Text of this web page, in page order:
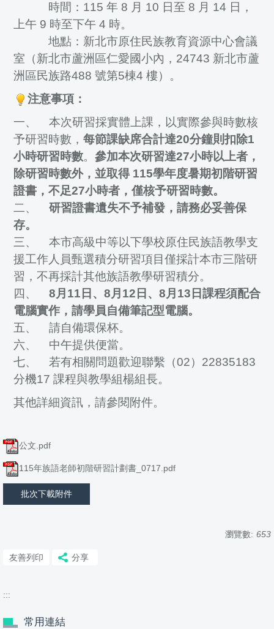
時間：115 年 8 月 10 日至 8 月 14 日，
上午 9 時至下午 4 時。
地點：新北市原住民族教育資源中心會議
室（新北市蘆洲區仁愛國小內，24743 新北市蘆
洲區民族路488 號第5棟4 樓）。
注意事項：
一、 本次研習採實體上課，以實際參與時數核
予研習時數， 每節課缺席合計達20分鐘則扣除1
小時研習時數。 參加本次研習達27小時以上者，
除研習時數外，並取得 115學年度暑期初階研習
證書，不足27小時者，僅核予研習時數。
二、 研習證書遺失不予補發，請務必妥善保
存。
三、 本市高級中等以下學校原住民族語教學支
援工作人員甄選積分研習項目僅採計本市三階研
習，不再採計其他族語教學研習積分。
四、 8月11日、8月12日、8月13日課程須配合
電腦實作，請學員自備筆記型電腦。
五、 請自備環保杯。
六、 中午提供便當。
七、 若有相關問題歡迎聯繫（02）22835183
分機17 課程與教學組楊組長。
其他詳細資訊，請參閱附件。
公文.pdf
115年族語老師初階研習計劃書_0717.pdf
批次下載附件
瀏覽數: 653
友善列印 分享
:::
常用連結